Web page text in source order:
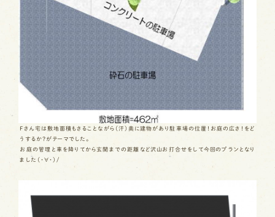
Fさん宅は敷地面積もさることながら（汗）奥に建物があり駐車場の位置！お庭の広さ！をど
うするか？がテーマでした。
お庭の管理と車を降りてから玄関までの距離など沢山お打合せをして今回のプランとなり
ました（・∀・）/